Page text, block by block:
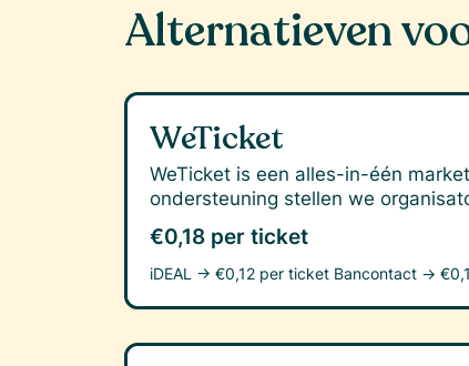
Alternatieven
WeTicket
WeTicket is een alles-in-één
ondersteuning stellen we
€0,18 per ticket
iDEAL → €0,12 per ticket Bancontact →